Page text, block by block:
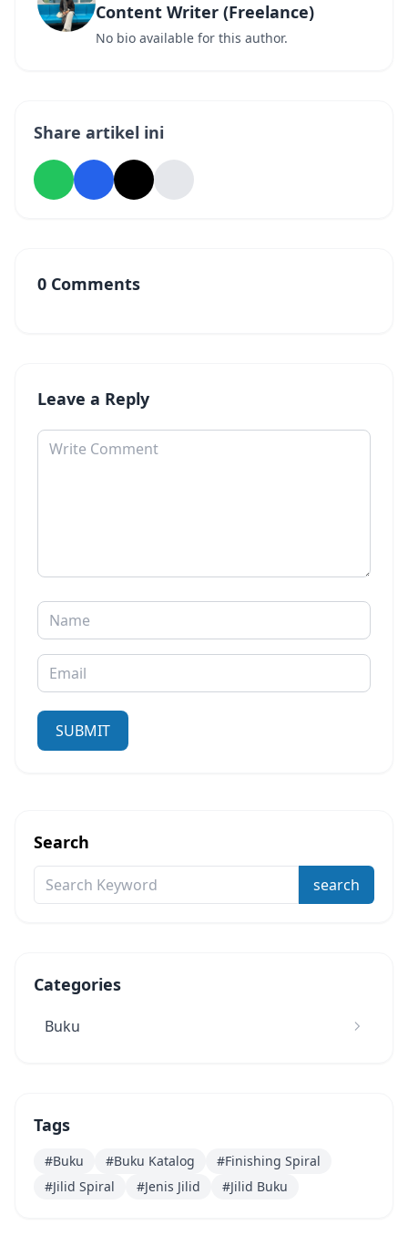
Content Writer (Freelance)
No bio available for this author.
Share artikel ini
0 Comments
Leave a Reply
Comment
Name
Email
SUBMIT
Search
search
Categories
Buku
Tags
#Buku #Buku Katalog
#Finishing Spiral
#Jilid Spiral
#Jenis Jilid #Jilid Buku